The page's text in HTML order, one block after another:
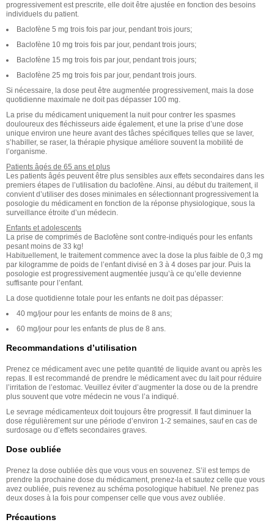
progressivement est prescrite, elle doit être ajustée en fonction des besoins
individuels du patient.
Baclofène 5 mg trois fois par jour, pendant trois jours;
Baclofène 10 mg trois fois par jour, pendant trois jours;
Baclofène 15 mg trois fois par jour, pendant trois jours;
Baclofène 25 mg trois fois par jour, pendant trois jours.
Si nécessaire, la dose peut être augmentée progressivement, mais la dose
quotidienne maximale ne doit pas dépasser 100 mg.
La prise du médicament uniquement la nuit pour contrer les spasmes
douloureux des fléchisseurs aide également, et une la prise d’une dose
unique environ une heure avant des tâches spécifiques telles que se laver,
s’habiller, se raser, la thérapie physique améliore souvent la mobilité de
l’organisme.
Patients âgés de 65 ans et plus
Les patients âgés peuvent être plus sensibles aux effets secondaires dans les
premiers étapes de l’utilisation du baclofène. Ainsi, au début du traitement, il
convient d’utiliser des doses minimales en sélectionnant progressivement la
posologie du médicament en fonction de la réponse physiologique, sous la
surveillance étroite d’un médecin.
Enfants et adolescents
La prise de comprimés de Baclofène sont contre-indiqués pour les enfants
pesant moins de 33 kg!
Habituellement, le traitement commence avec la dose la plus faible de 0,3 mg
par kilogramme de poids de l’enfant divisé en 3 à 4 doses par jour. Puis la
posologie est progressivement augmentée jusqu’à ce qu’elle devienne
suffisante pour l’enfant.
La dose quotidienne totale pour les enfants ne doit pas dépasser:
40 mg/jour pour les enfants de moins de 8 ans;
60 mg/jour pour les enfants de plus de 8 ans.
Recommandations d’utilisation
Prenez ce médicament avec une petite quantité de liquide avant ou après les
repas. Il est recommandé de prendre le médicament avec du lait pour réduire
l’irritation de l’estomac. Veuillez éviter d’augmenter la dose ou de la prendre
plus souvent que votre médecin ne vous l’a indiqué.
Le sevrage médicamenteux doit toujours être progressif. Il faut diminuer la
dose régulièrement sur une période d’environ 1-2 semaines, sauf en cas de
surdosage ou d’effets secondaires graves.
Dose oubliée
Prenez la dose oubliée dès que vous vous en souvenez. S’il est temps de
prendre la prochaine dose du médicament, prenez-la et sautez celle que vous
avez oubliée, puis revenez au schéma posologique habituel. Ne prenez pas
deux doses à la fois pour compenser celle que vous avez oubliée.
Précautions